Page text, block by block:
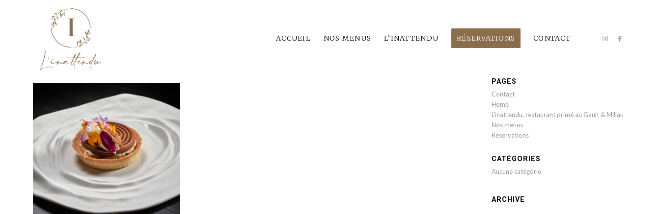
ACCUEIL NOS MENUS L’INATTENDU RÉSERVATIONS CONTACT
PAGES
Contact
Home
L’inattendu, restaurant primé au Gault & Millau
Nos menus
Réservations
CATÉGORIES
Aucune catégorie
ARCHIVE